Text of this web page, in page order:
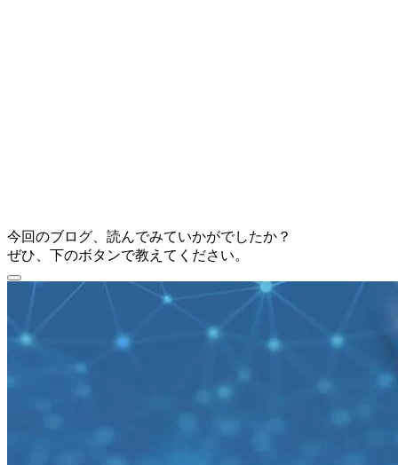
今回のブログ、読んでみていかがでしたか？
ぜひ、下のボタンで教えてください。